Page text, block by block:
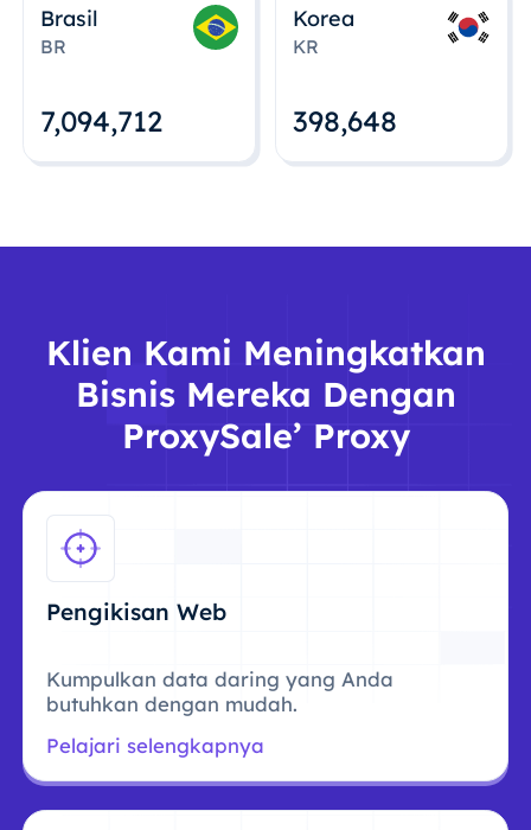
Brasil
BR
7,094,712
Korea
KR
398,648
Klien Kami Meningkatkan
Bisnis Mereka Dengan
ProxySale’ Proxy
Pengikisan Web
Kumpulkan data daring yang Anda
butuhkan dengan mudah.
Pelajari selengkapnya